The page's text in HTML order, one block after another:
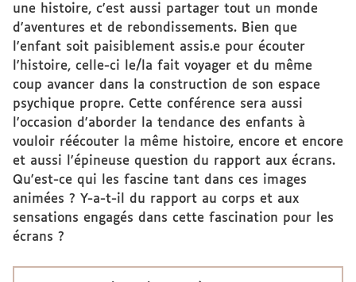
une histoire, c'est aussi partager tout un monde
d'aventures et de rebondissements. Bien que
l'enfant soit paisiblement assis.e pour écouter
l'histoire, celle-ci le/la fait voyager et du même
coup avancer dans la construction de son espace
psychique propre. Cette conférence sera aussi
l'occasion d'aborder la tendance des enfants à
vouloir réécouter la même histoire, encore et encore
et aussi l'épineuse question du rapport aux écrans.
Qu'est-ce qui les fascine tant dans ces images
animées ? Y-a-t-il du rapport au corps et aux
sensations engagés dans cette fascination pour les
écrans ?